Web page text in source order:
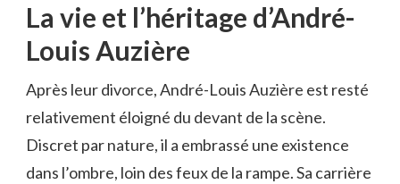
La vie et l’héritage d’André-
Louis Auzière
Après leur divorce, André-Louis Auzière est resté
relativement éloigné du devant de la scène.
Discret par nature, il a embrassé une existence
dans l’ombre, loin des feux de la rampe. Sa carrière